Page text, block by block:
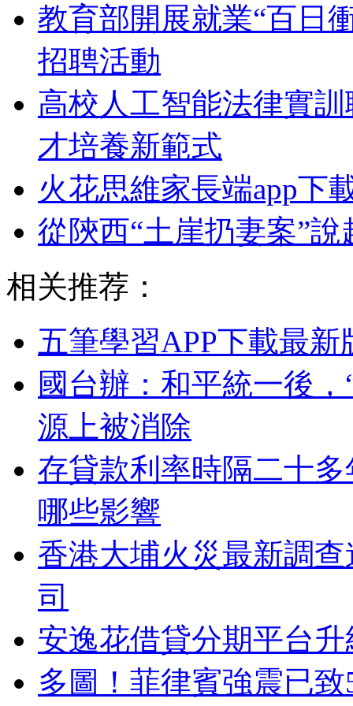
教育部開展就業“百日
招聘活動
高校人工智能法律實
才培養新範式
火花思維家長端app下
從陝西“土崖扔妻案”
相关推荐：
五筆學習APP下載最新
國台辦：和平統一後
源上被消除
存貸款利率時隔二十
哪些影響
香港大埔火災最新調
司
安逸花借貸分期平台升
多圖！菲律賓強震已